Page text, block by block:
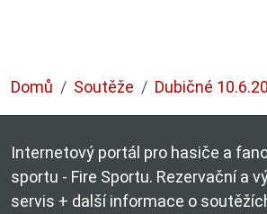
Domů Soutěže Dubičné
Internetový portál pro hasiče a
sportu - Fire Sportu. Rezervační a
servis + další informace o